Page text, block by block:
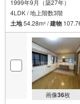
1999年9月（築27年）
4LDK / 地上階数3階
土地54.28m2 /建物
画像36枚